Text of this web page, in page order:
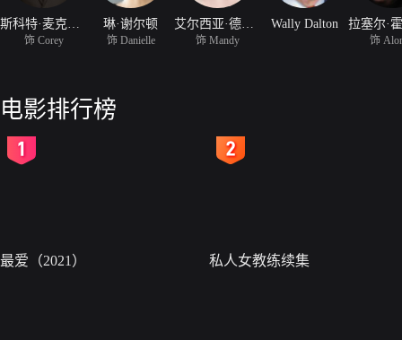
饰 Corey
琳·谢尔顿
饰 Danielle 饰 Mandy
Wally Dalton
饰
电影排行榜
最爱（2021） 私人女教练续集